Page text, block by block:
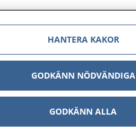
HANTERA KAKOR
GODKÄNN NÖDVÄNDIGA
GODKÄNN ALLA